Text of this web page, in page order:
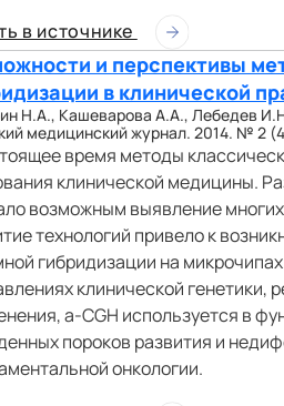
в источнике
и перспективы
в клинической
Н.А., Кашеварова А.А., Лебедев
медицинский журнал. 2014. № 2
время методы
клинической медицины.
возможным выявление
технологий привело к
гибридизации на
клинической генетики,
a-CGH используется в
пороков развития и
онкологии.